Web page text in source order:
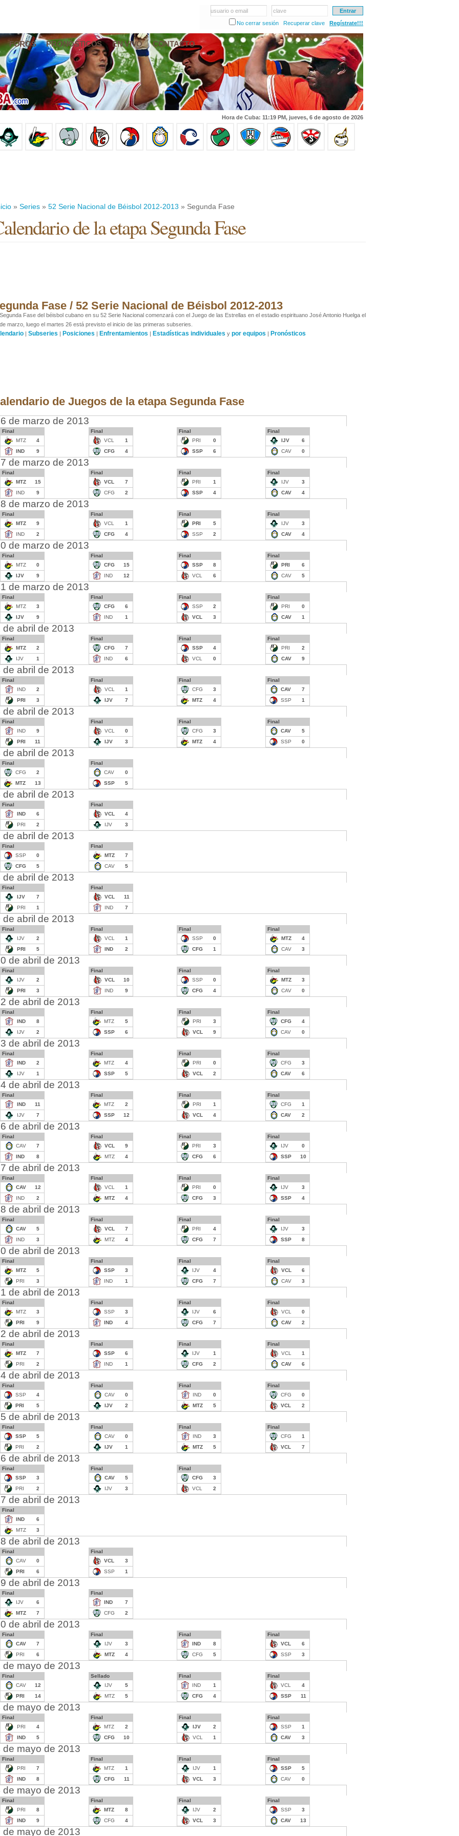
usuario o email
clave
No cerrar sesión
Recuperar clave Regístrate!!!
FOROS PRONÓSTICOS EN VIVO CONTACTO
Hora de Cuba: 11:19 PM, jueves, 6 de agosto de 2026
» Series » 52 Serie Nacional de Béisbol 2012-2013 » Segunda Fase
de la etapa Segunda Fase
Fase / 52 Serie Nacional de Béisbol 2012-2013
Fase del béisbol cubano en su 52 Serie Nacional comenzará con el Juego de las Estrellas en el estadio espirituano José Antonio Huelga el
marzo, luego el martes 26 está previsto el inicio de las primeras subseries.
| Subseries | Posiciones | Enfrentamientos | Estadísticas individuales y por equipos | Pronósticos
de Juegos de la etapa Segunda Fase
de marzo de 2013
Final
MTZ
4
IND
9
Final
VCL
1
CFG
4
Final
PRI
0
SSP
6
Final
IJV
6
CAV
0
de marzo de 2013
Final
MTZ
15
IND
9
Final
VCL
7
CFG
2
Final
PRI
1
SSP
4
Final
IJV
3
CAV
4
de marzo de 2013
Final
MTZ
9
IND
2
Final
VCL
1
CFG
4
Final
PRI
5
SSP
2
Final
IJV
3
CAV
4
de marzo de 2013
Final
MTZ
0
IJV
9
Final
CFG
15
IND
12
Final
SSP
8
VCL
6
Final
PRI
6
CAV
5
de marzo de 2013
Final
MTZ
3
IJV
9
Final
CFG
6
IND
1
Final
SSP
2
VCL
3
Final
PRI
0
CAV
1
de abril de 2013
Final
MTZ
2
IJV
1
Final
CFG
7
IND
6
Final
SSP
4
VCL
0
Final
PRI
2
CAV
9
de abril de 2013
Final
IND
2
PRI
3
Final
VCL
1
IJV
7
Final
CFG
3
MTZ
4
Final
CAV
7
SSP
1
de abril de 2013
Final
IND
9
PRI
11
Final
VCL
0
IJV
3
Final
CFG
3
MTZ
4
Final
CAV
5
SSP
0
de abril de 2013
Final
CFG
2
MTZ
13
Final
CAV
0
SSP
5
de abril de 2013
Final
IND
6
PRI
2
Final
VCL
4
IJV
3
de abril de 2013
Final
SSP
0
CFG
5
Final
MTZ
7
CAV
5
de abril de 2013
Final
IJV
7
PRI
1
Final
VCL
11
IND
7
de abril de 2013
Final
IJV
2
PRI
5
Final
VCL
1
IND
2
Final
SSP
0
CFG
1
Final
MTZ
4
CAV
3
de abril de 2013
Final
IJV
2
PRI
3
Final
VCL
10
IND
9
Final
SSP
0
CFG
4
Final
MTZ
3
CAV
0
de abril de 2013
Final
IND
8
IJV
2
Final
MTZ
5
SSP
6
Final
PRI
3
VCL
9
Final
CFG
4
CAV
0
de abril de 2013
Final
IND
2
IJV
1
Final
MTZ
4
SSP
5
Final
PRI
0
VCL
2
Final
CFG
3
CAV
6
de abril de 2013
Final
IND
11
IJV
7
Final
MTZ
2
SSP
12
Final
PRI
1
VCL
4
Final
CFG
1
CAV
2
de abril de 2013
Final
CAV
7
IND
8
Final
VCL
9
MTZ
4
Final
PRI
3
CFG
6
Final
IJV
0
SSP
10
de abril de 2013
Final
CAV
12
IND
2
Final
VCL
1
MTZ
4
Final
PRI
0
CFG
3
Final
IJV
3
SSP
4
de abril de 2013
Final
CAV
5
IND
3
Final
VCL
7
MTZ
4
Final
PRI
4
CFG
7
Final
IJV
3
SSP
8
de abril de 2013
Final
MTZ
5
PRI
3
Final
SSP
3
IND
1
Final
IJV
4
CFG
7
Final
VCL
6
CAV
3
de abril de 2013
Final
MTZ
3
PRI
9
Final
SSP
3
IND
4
Final
IJV
6
CFG
7
Final
VCL
0
CAV
2
de abril de 2013
Final
MTZ
7
PRI
2
Final
SSP
6
IND
1
Final
IJV
1
CFG
2
Final
VCL
1
CAV
6
de abril de 2013
Final
SSP
4
PRI
5
Final
CAV
0
IJV
2
Final
IND
0
MTZ
5
Final
CFG
0
VCL
2
de abril de 2013
Final
SSP
5
PRI
2
Final
CAV
0
IJV
1
Final
IND
3
MTZ
5
Final
CFG
1
VCL
7
de abril de 2013
Final
SSP
3
PRI
2
Final
CAV
5
IJV
3
Final
CFG
3
VCL
2
de abril de 2013
Final
IND
6
MTZ
3
de abril de 2013
Final
CAV
0
PRI
6
Final
VCL
3
SSP
1
de abril de 2013
Final
IJV
6
MTZ
7
Final
IND
7
CFG
2
de abril de 2013
Final
CAV
7
PRI
6
Final
IJV
3
MTZ
4
Final
IND
8
CFG
5
Final
VCL
6
SSP
3
de mayo de 2013
Final
CAV
12
PRI
14
Sellado
IJV
5
MTZ
5
Final
IND
1
CFG
4
Final
VCL
4
SSP
11
de mayo de 2013
Final
PRI
4
IND
5
Final
MTZ
2
CFG
10
Final
IJV
2
VCL
1
Final
SSP
1
CAV
3
de mayo de 2013
Final
PRI
7
IND
8
Final
MTZ
1
CFG
11
Final
IJV
1
VCL
3
Final
SSP
5
CAV
0
de mayo de 2013
Final
PRI
8
IND
9
Final
MTZ
8
CFG
4
Final
IJV
2
VCL
3
Final
SSP
3
CAV
13
de mayo de 2013